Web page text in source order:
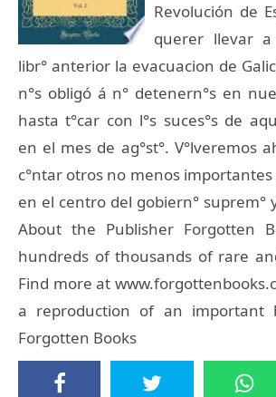
Revolución de
querer llevar
libr° anterior la evacuacion de
n°s obligó á n° detenern°s en
hasta t°car con l°s suces°s de
en el mes de ag°st°. V°lveremos
c°ntar otros no menos
en el centro del gobiern° suprem°
About the Publisher Forgotten
hundreds of thousands of rare
Find more at
a reproduction of an important
Forgotten Books